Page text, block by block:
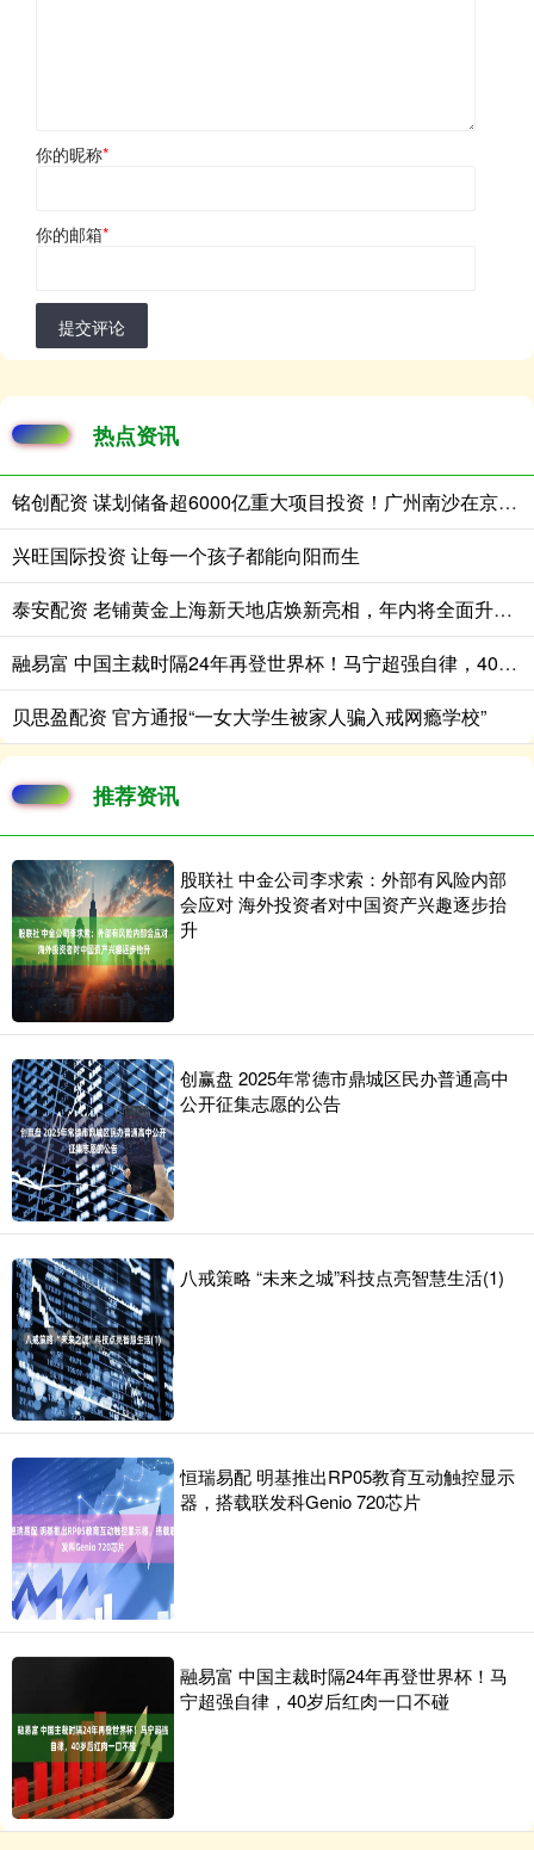
你的昵称*
你的邮箱*
提交评论
热点资讯
铭创配资 谋划储备超6000亿重大项目投资！广州南沙在京宣介“十五五”规划新机遇
兴旺国际投资 让每一个孩子都能向阳而生
泰安配资 老铺黄金上海新天地店焕新亮相，年内将全面升级上海五店
融易富 中国主裁时隔24年再登世界杯！马宁超强自律，40岁后红肉一口不碰
贝思盈配资 官方通报“一女大学生被家人骗入戒网瘾学校”
推荐资讯
股联社 中金公司李求索：外部有风险内部
会应对 海外投资者对中国资产兴趣逐步抬
升
创赢盘 2025年常德市鼎城区民办普通高中
公开征集志愿的公告
八戒策略 “未来之城”科技点亮智慧生活(1)
恒瑞易配 明基推出RP05教育互动触控显示
器，搭载联发科Genio 720芯片
融易富 中国主裁时隔24年再登世界杯！马
宁超强自律，40岁后红肉一口不碰